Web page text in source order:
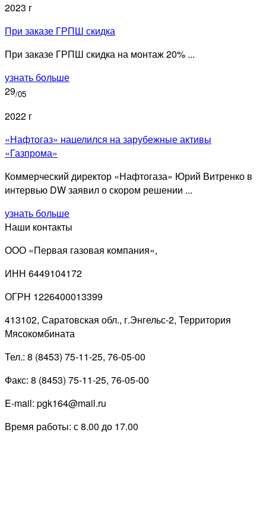
2023 г
При заказе ГРПШ скидка
При заказе ГРПШ скидка на монтаж 20% ...
узнать больше
29/05
2022 г
«Нафтогаз» нацелился на зарубежные активы
«Газпрома»
Коммерческий директор «Нафтогаза» Юрий Витренко в
интервью DW заявил о скором решении ...
узнать больше
Наши контакты
ООО «Первая газовая компания»,
ИНН 6449104172
ОГРН 1226400013399
413102, Саратовская обл., г.Энгельс-2, Территория
Мясокомбината
Тел.: 8 (8453) 75-11-25, 76-05-00
Факс: 8 (8453) 75-11-25, 76-05-00
E-mail: pgk164@mail.ru
Время работы: с 8.00 до 17.00